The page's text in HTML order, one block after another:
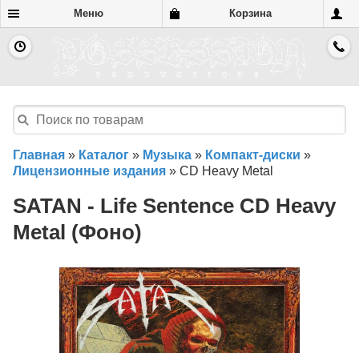
Меню Корзина
Главная » Каталог » Музыка » Компакт-диски »
Лицензионные издания » CD Heavy Metal
SATAN - Life Sentence CD Heavy
Metal (Фоно)